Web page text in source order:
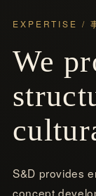
EXPERTISE /
We
S&D provides
concept